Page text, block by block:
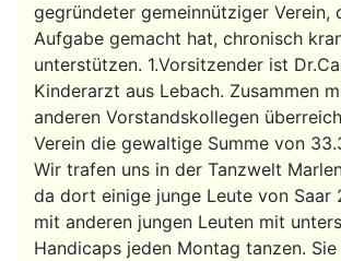
gegründeter gemeinnütziger Verein,
Aufgabe gemacht hat, chronisch
unterstützen. 1.Vorsitzender ist
Kinderarzt aus Lebach. Zusammen
anderen Vorstandskollegen
Verein die gewaltige Summe von
Wir trafen uns in der Tanzwelt
da dort einige junge Leute von Saar
mit anderen jungen Leuten mit
Handicaps jeden Montag tanzen.